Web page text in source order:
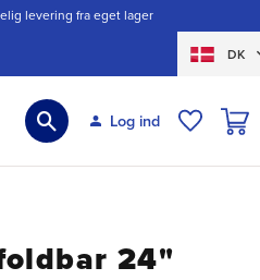
levering fra eget lager
DK
Log ind
24"